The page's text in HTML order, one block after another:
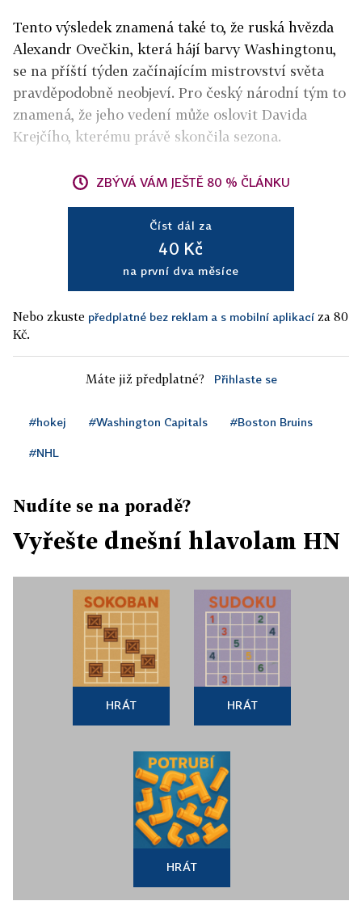
Tento výsledek znamená také to, že ruská hvězda
Alexandr Ovečkin, která hájí barvy Washingtonu,
se na příští týden začínajícím mistrovství světa
pravděpodobně neobjeví. Pro český národní tým to
znamená, že jeho vedení může oslovit Davida
Krejčího, kterému právě skončila sezona.
ZBÝVÁ VÁM JEŠTĚ 80 % ČLÁNKU
Číst dál za
40 Kč
na první dva měsíce
Nebo zkuste předplatné bez reklam a s mobilní aplikací za 80
Kč.
Máte již předplatné? Přihlaste se
#hokej #Washington Capitals #Boston Bruins
#NHL
Nudíte se na poradě?
Vyřešte dnešní hlavolam HN
HRÁT HRÁT
HRÁT